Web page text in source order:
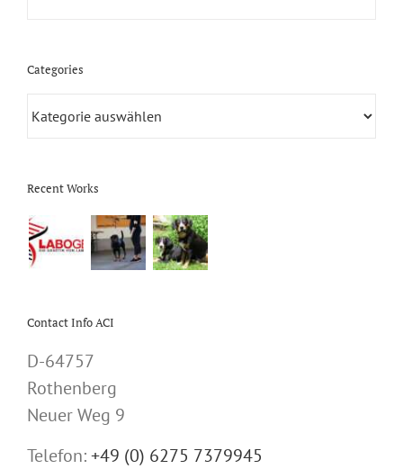
Categories
Categories
Recent Works
Contact Info ACI
D-64757
Rothenberg
Neuer Weg 9
Telefon:+49 (0) 6275 7379945